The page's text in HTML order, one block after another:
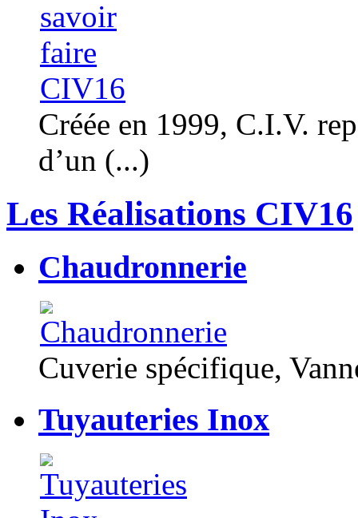
Créée en 1999, C.I.V.
d’un (...)
Les Réalisations CIV16
Chaudronnerie
Cuverie spécifique,
Tuyauteries Inox